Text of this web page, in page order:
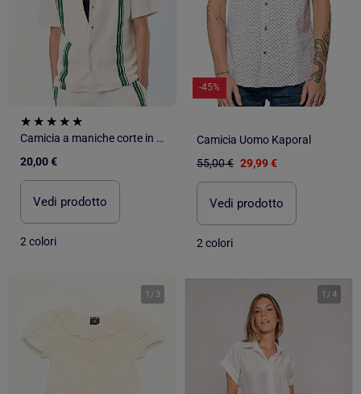
Camicia a maniche corte in maglia pesante
20,00 €
Vedi prodotto
2 colori
-45%
Camicia Uomo Kaporal
55,00 € 29,99 €
Vedi prodotto
2 colori
1 / 3 1 /4